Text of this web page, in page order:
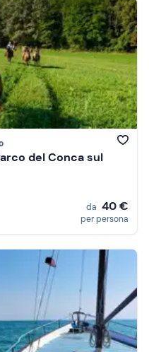
del Conca sul
da 40 €
per persona